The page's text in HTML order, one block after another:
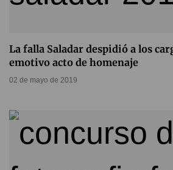
La falla Saladar despidió a los
emotivo acto de homenaje
02 de mayo de 2019